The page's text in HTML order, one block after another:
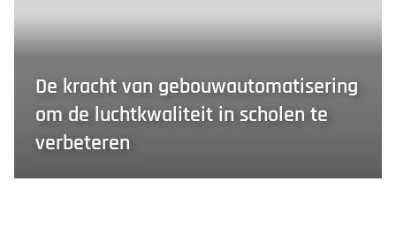
De kracht van gebouwautomatisering
om de luchtkwaliteit in scholen te
verbeteren